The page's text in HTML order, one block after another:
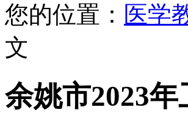
您的位置： 医学
文
余姚市2023